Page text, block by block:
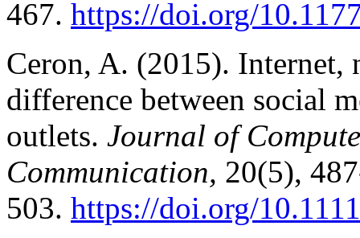
467. https://doi.org/
Ceron, A. (2015). Internet,
difference between social
outlets. Journal of
Communication, 20(5),
503. https://doi.org/